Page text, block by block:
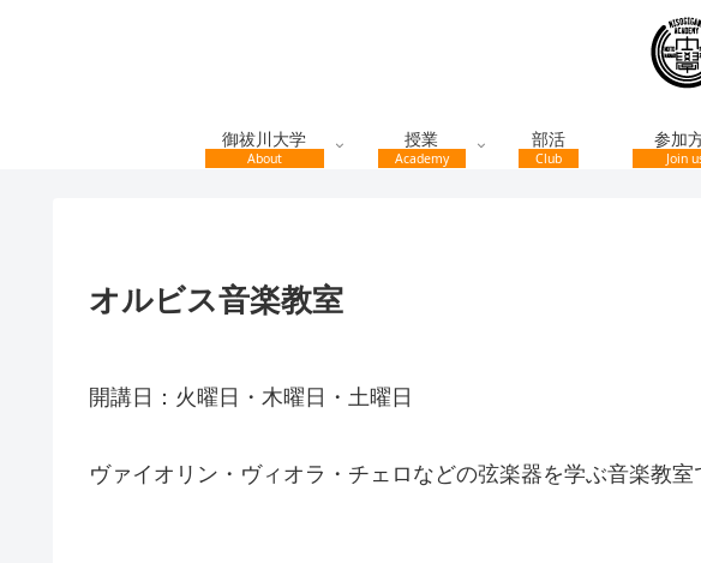
御祓川大学
About
授業
Academy
部活
Club
参加
Join
オルビス音楽教室
開講日：火曜日・木曜日・土曜日
ヴァイオリン・ヴィオラ・チェロなどの弦楽器を学ぶ音楽教